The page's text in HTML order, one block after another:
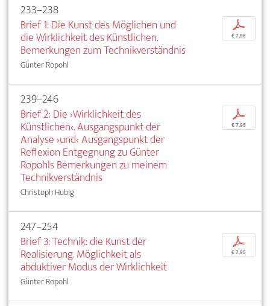
233–238
Brief 1: Die Kunst des Möglichen und
die Wirklichkeit des Künstlichen.
Bemerkungen zum Technikverständnis
Günter Ropohl
p
€ 7,95
239–246
Brief 2: Die ›Wirklichkeit des
Künstlichen‹. Ausgangspunkt der
Analyse ›und‹ Ausgangspunkt der
Reflexion Entgegnung zu Günter
Ropohls Bemerkungen zu meinem
Technikverständnis
Christoph Hubig
p
€ 7,95
247–254
Brief 3: Technik: die Kunst der
Realisierung. Möglichkeit als
abduktiver Modus der Wirklichkeit
Günter Ropohl
p
€ 7,95